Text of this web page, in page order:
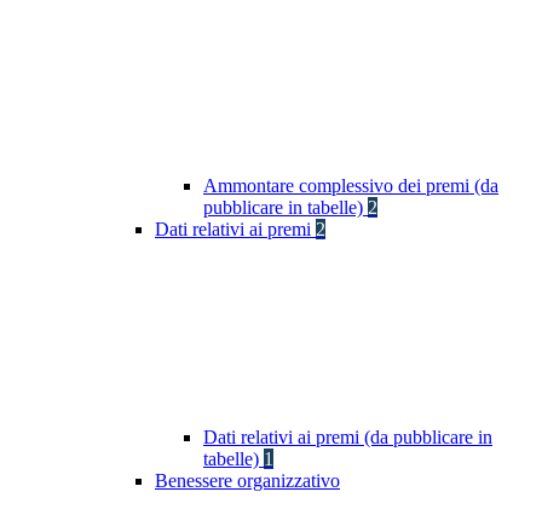
Ammontare complessivo dei premi (da
pubblicare in tabelle) 2
Dati relativi ai premi 2
Dati relativi ai premi (da pubblicare in
tabelle) 1
Benessere organizzativo